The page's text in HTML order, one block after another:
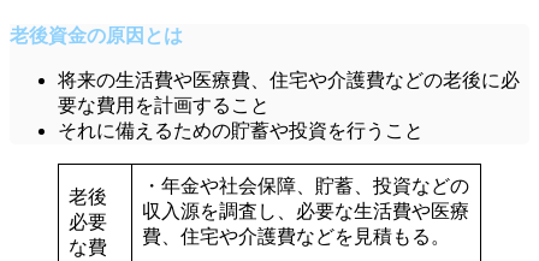
老後資金の原因とは
将来の生活費や医療費、住宅や介護費などの老後に必
要な費用を計画すること
それに備えるための貯蓄や投資を行うこと
老後
必要
な費
・年金や社会保障、貯蓄、投資などの
収入源を調査 し、 必要な生活費や医療
費、住宅や介護費などを見積もる。